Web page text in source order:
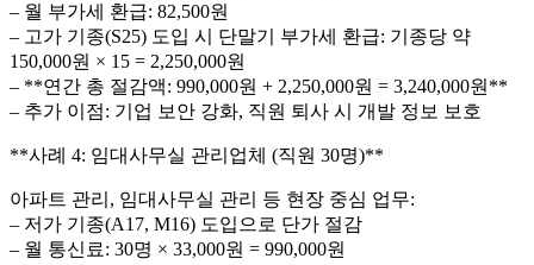
– 월 부가세 환급: 82,500원
– 고가 기종(S25) 도입 시 단말기 부가세 환급: 기종당 약
150,000원 × 15 = 2,250,000원
– **연간 총 절감액: 990,000원 + 2,250,000원 = 3,240,000원**
– 추가 이점: 기업 보안 강화, 직원 퇴사 시 개발 정보 보호
**사례 4: 임대사무실 관리업체 (직원 30명)**
아파트 관리, 임대사무실 관리 등 현장 중심 업무:
– 저가 기종(A17, M16) 도입으로 단가 절감
– 월 통신료: 30명 × 33,000원 = 990,000원